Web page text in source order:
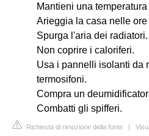
Mantieni una temperatura
Arieggia la casa nelle
Spurga l'aria dei radiatori.
Non coprire i caloriferi.
Usa i pannelli isolanti da
termosifoni.
Compra un
Combatti gli spifferi.
Richiesta di rimozione della fonte |